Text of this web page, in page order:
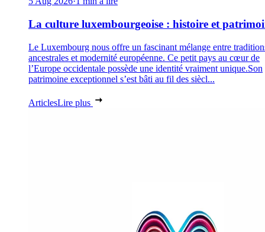
La culture luxembourgeoise : histoire et
Le Luxembourg nous offre un fascinant mélange entre
ancestrales et modernité européenne. Ce petit pays au cœur de
l’Europe occidentale possède une identité vraiment unique.Son
patrimoine exceptionnel s’est bâti au fil des siècl...
ArticlesLire plus